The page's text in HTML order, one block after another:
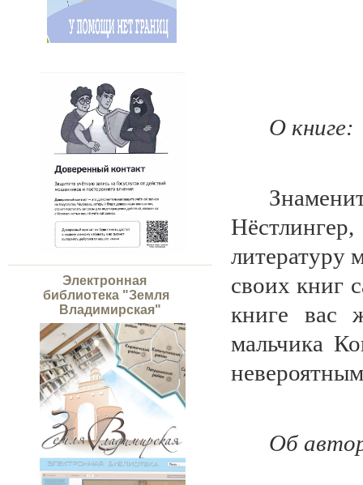
Электронная
библиотека "Земля
Владимирская"
О книге:
литературу
своих книг
книге вас
мальчика
Об